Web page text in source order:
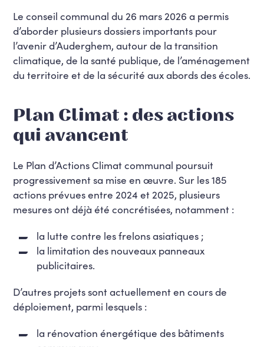
Le conseil communal du 26 mars 2026 a permis
d’aborder plusieurs dossiers importants pour
l’avenir d’Auderghem, autour de la transition
climatique, de la santé publique, de l’aménagement
du territoire et de la sécurité aux abords des écoles.
Plan Climat : des actions
qui avancent
Le Plan d’Actions Climat communal poursuit
progressivement sa mise en œuvre. Sur les 185
actions prévues entre 2024 et 2025, plusieurs
mesures ont déjà été concrétisées, notamment :
la lutte contre les frelons asiatiques ;
la limitation des nouveaux panneaux
publicitaires.
D’autres projets sont actuellement en cours de
déploiement, parmi lesquels :
la rénovation énergétique des bâtiments